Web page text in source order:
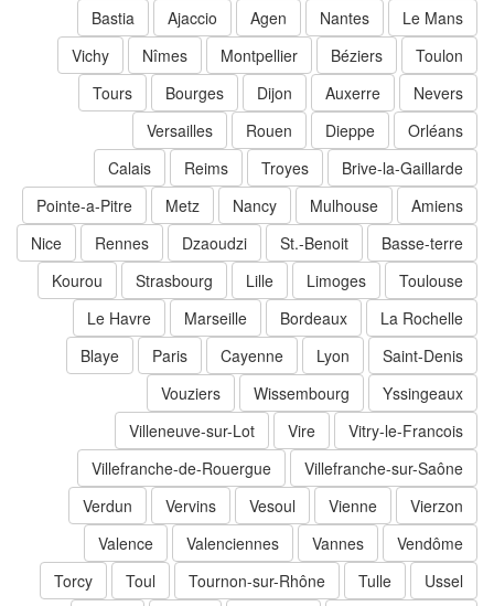
Le Mans
Nantes
Agen
Ajaccio
Bastia
Toulon
Béziers
Montpellier
Nîmes
Vichy
Nevers
Auxerre
Dijon
Bourges
Tours
Orléans
Dieppe
Rouen
Versailles
Brive-la-Gaillarde
Troyes
Reims
Calais
Amiens
Mulhouse
Nancy
Metz
Pointe-a-Pitre
Basse-terre
St.-Benoit
Dzaoudzi
Rennes
Nice
Toulouse
Limoges
Strasbourg
Kourou
La Rochelle
Bordeaux
Marseille
Le Havre
Saint-Denis
Lyon
Cayenne
Paris
Blaye
Yssingeaux
Wissembourg
Vouziers
Vitry-le-Francois
Villeneuve-sur-Lot
Villefranche-sur-Saône
Villefranche-de-Rouergue
Vierzon
Vienne
Vesoul
Vervins
Verdun
Vendôme
Vannes
Valenciennes
Valence
Ussel
Tulle
Tournon-sur-Rhône
Torcy